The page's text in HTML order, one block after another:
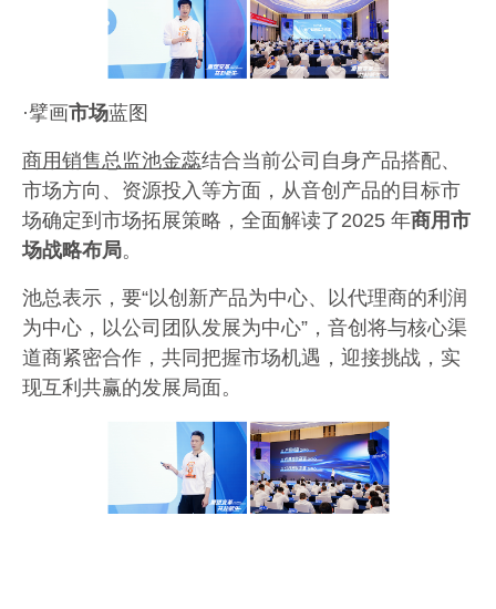
·擘画市场蓝图
商用销售总监池金蕊结合当前公司自身产品搭配、
市场方向、资源投入等方面，从音创产品的目标市
场确定到市场拓展策略，全面解读了2025 年商用市
场战略布局。
池总表示，要“以创新产品为中心、以代理商的利润
为中心，以公司团队发展为中心”，音创将与核心渠
道商紧密合作，共同把握市场机遇，迎接挑战，实
现互利共赢的发展局面。